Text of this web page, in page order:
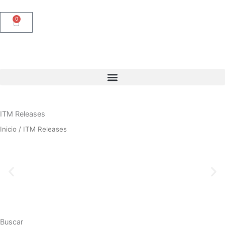
0
Carrito
ITM Releases
Inicio / ITM Releases
Buscar